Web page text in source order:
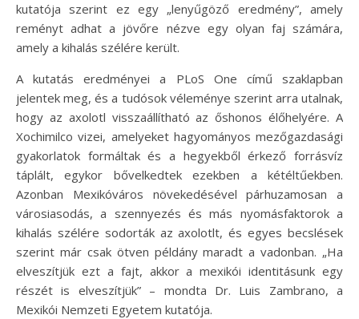
kutatója szerint ez egy „lenyűgöző eredmény”, amely
reményt adhat a jövőre nézve egy olyan faj számára,
amely a kihalás szélére került.
A kutatás eredményei a PLoS One című szaklapban
jelentek meg, és a tudósok véleménye szerint arra utalnak,
hogy az axolotl visszaállítható az őshonos élőhelyére. A
Xochimilco vizei, amelyeket hagyományos mezőgazdasági
gyakorlatok formáltak és a hegyekből érkező forrásvíz
táplált, egykor bővelkedtek ezekben a kétéltűekben.
Azonban Mexikóváros növekedésével párhuzamosan a
városiasodás, a szennyezés és más nyomásfaktorok a
kihalás szélére sodorták az axolotlt, és egyes becslések
szerint már csak ötven példány maradt a vadonban. „Ha
elveszítjük ezt a fajt, akkor a mexikói identitásunk egy
részét is elveszítjük” – mondta Dr. Luis Zambrano, a
Mexikói Nemzeti Egyetem kutatója.